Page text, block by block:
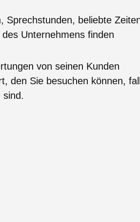
Sprechstunden, beliebte
Unternehmens finden
von seinen Kunden
den Sie besuchen können,
sind.